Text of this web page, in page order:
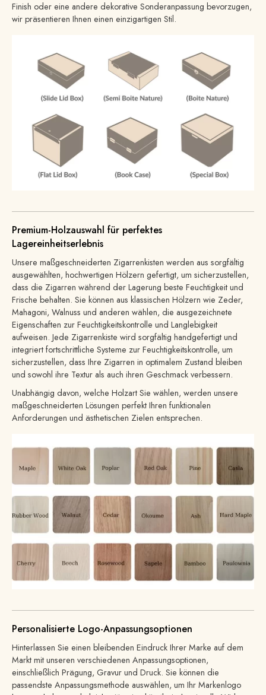
Finish oder eine andere dekorative Sonderanpassung bevorzugen,
wir präsentieren Ihnen einen einzigartigen Stil.
Premium-Holzauswahl für perfektes
Lagereinheitserlebnis
Unsere maßgeschneiderten Zigarrenkisten werden aus sorgfältig
ausgewählten, hochwertigen Hölzern gefertigt, um sicherzustellen,
dass die Zigarren während der Lagerung beste Feuchtigkeit und
Frische behalten. Sie können aus klassischen Hölzern wie Zeder,
Mahagoni, Walnuss und anderen wählen, die ausgezeichnete
Eigenschaften zur Feuchtigkeitskontrolle und Langlebigkeit
aufweisen. Jede Zigarrenkiste wird sorgfältig handgefertigt und
integriert fortschrittliche Systeme zur Feuchtigkeitskontrolle, um
sicherzustellen, dass Ihre Zigarren in optimalem Zustand bleiben
und sowohl ihre Textur als auch ihren Geschmack verbessern.
Unabhängig davon, welche Holzart Sie wählen, werden unsere
maßgeschneiderten Lösungen perfekt Ihren funktionalen
Anforderungen und ästhetischen Zielen entsprechen.
Personalisierte Logo-Anpassungsoptionen
Hinterlassen Sie einen bleibenden Eindruck Ihrer Marke auf dem
Markt mit unseren verschiedenen Anpassungsoptionen,
einschließlich Prägung, Gravur und Druck. Sie können die
passendste Anpassungsmethode auswählen, um Ihr Markenlogo